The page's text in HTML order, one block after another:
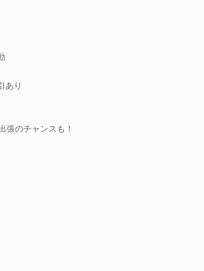
あり
張のチャンスも！